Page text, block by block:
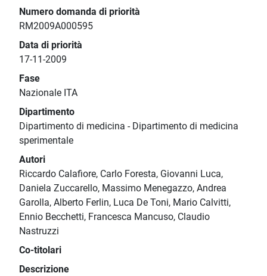
Numero domanda di priorità
RM2009A000595
Data di priorità
17-11-2009
Fase
Nazionale ITA
Dipartimento
Dipartimento di medicina - Dipartimento di medicina
sperimentale
Autori
Riccardo Calafiore, Carlo Foresta, Giovanni Luca,
Daniela Zuccarello, Massimo Menegazzo, Andrea
Garolla, Alberto Ferlin, Luca De Toni, Mario Calvitti,
Ennio Becchetti, Francesca Mancuso, Claudio
Nastruzzi
Co-titolari
Descrizione